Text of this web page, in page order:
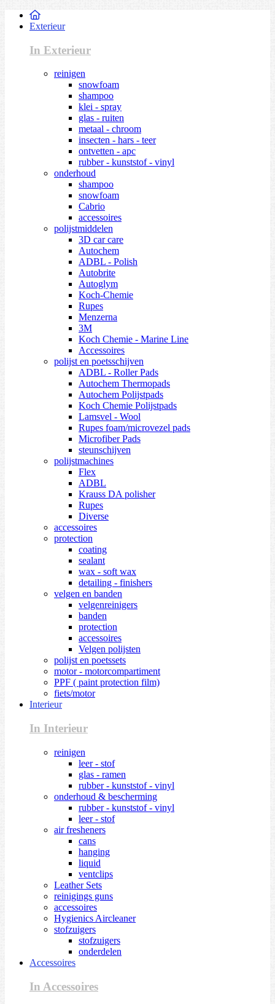
Exterieur
In Exterieur
reinigen
snowfoam
shampoo
klei - spray
glas - ruiten
metaal - chroom
insecten - hars - teer
ontvetten - apc
rubber - kunststof - vinyl
onderhoud
shampoo
snowfoam
Cabrio
accessoires
polijstmiddelen
3D car care
Autochem
ADBL - Polish
Autobrite
Autoglym
Koch-Chemie
Rupes
Menzerna
3M
Koch Chemie - Marine Line
Accessoires
polijst en poetsschijven
ADBL - Roller Pads
Autochem Thermopads
Autochem Polijstpads
Koch Chemie Polijstpads
Lamsvel - Wool
Rupes foam/microvezel pads
Microfiber Pads
steunschijven
polijstmachines
Flex
ADBL
Krauss DA polisher
Rupes
Diverse
accessoires
protection
coating
sealant
wax - soft wax
detailing - finishers
velgen en banden
velgenreinigers
banden
protection
accessoires
Velgen polijsten
polijst en poetssets
motor - motorcompartiment
PPF ( paint protection film)
fiets/motor
Interieur
In Interieur
reinigen
leer - stof
glas - ramen
rubber - kunststof - vinyl
onderhoud & bescherming
rubber - kunststof - vinyl
leer - stof
air fresheners
cans
hanging
liquid
ventclips
Leather Sets
reinigings guns
accessoires
Hygienics Aircleaner
stofzuigers
stofzuigers
onderdelen
Accessoires
In Accessoires